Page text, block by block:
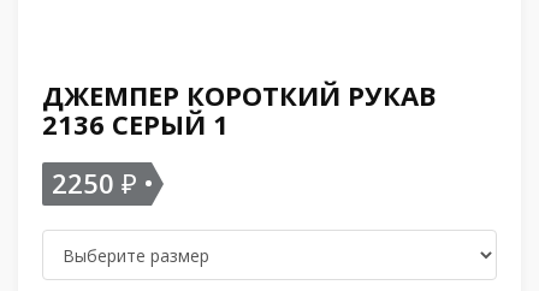
ДЖЕМПЕР КОРОТКИЙ РУКАВ
2136 СЕРЫЙ 1
2250 ₽